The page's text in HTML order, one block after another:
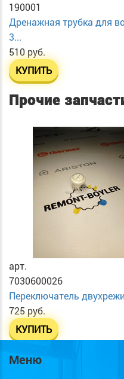
190001
Дренажная трубка для
3...
510 руб.
КУПИТЬ
Прочие
арт.
7030600026
Переключатель
725 руб.
КУПИТЬ
Меню